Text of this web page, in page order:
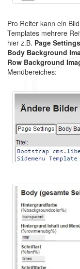
Pro Reiter kann ein
Templates mehrere
hier z.B. Page Settings
Body Background
Row Background
Menübereiches: